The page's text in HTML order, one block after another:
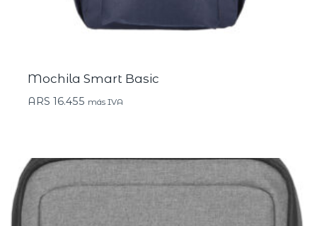
Mochila Smart Basic
ARS 16.455 más IVA